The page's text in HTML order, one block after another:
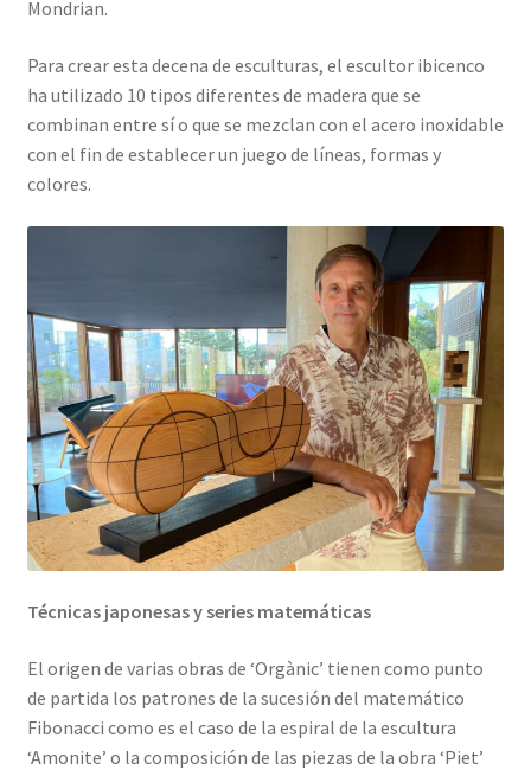
Mondrian.
Para crear esta decena de esculturas, el escultor ibicenco
ha utilizado 10 tipos diferentes de madera que se
combinan entre sí o que se mezclan con el acero inoxidable
con el fin de establecer un juego de líneas, formas y
colores.
Técnicas japonesas y series matemáticas
El origen de varias obras de ‘Orgànic’ tienen como punto
de partida los patrones de la sucesión del matemático
Fibonacci como es el caso de la espiral de la escultura
‘Amonite’ o la composición de las piezas de la obra ‘Piet’